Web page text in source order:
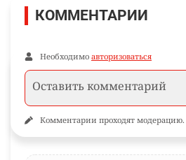
КОММЕНТАРИИ
Необходимо авторизоваться
Комментарии проходят модерацию.